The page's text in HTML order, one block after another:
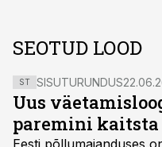
SEOTUD LOOD
ST SISUTURUNDUS
Uus
paremini kaitsta
Eesti põllumajanduses